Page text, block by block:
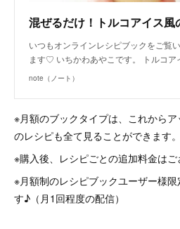
いつもオンラインレシピブックをご覧
ます♡ いちかわあやこです。 トルコ
note（ノート）
※月額のブックタイプは、これから
のレシピも全て見ることができます。
※購入後、レシピごとの追加料金はご
※月額制のレシピブックユーザー様
す♪（月1回程度の配信）